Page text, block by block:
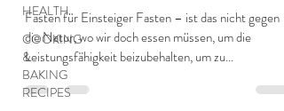
HEALTH
COOKING
&
BAKING
RECIPES
Fasten für Einsteiger Fasten – ist das nicht gegen
die Natur, wo wir doch essen müssen, um die
Leistungsfähigkeit beizubehalten, um zu...